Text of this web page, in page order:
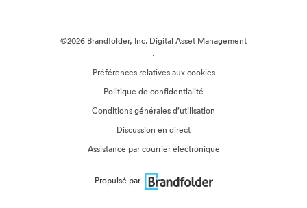
©2026 Brandfolder, Inc. Digital Asset Management
·
Préférences relatives aux cookies
Politique de confidentialité
Conditions générales d’utilisation
Discussion en direct
Assistance par courrier électronique
Propulsé par